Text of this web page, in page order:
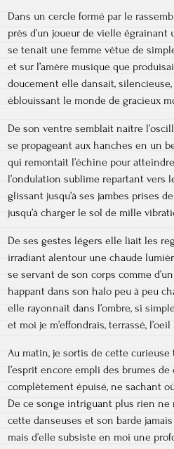
Dans un cercle formé par le
près d’un joueur de vielle égrainant
se tenait une femme vêtue de
et sur l’amère musique que
doucement elle dansait,
éblouissant le monde de gracieux
De son ventre semblait naître
se propageant aux hanches en un
qui remontait l’échine pour
l’ondulation sublime repartant vers
glissant jusqu’à ses jambes prises
jusqu’à charger le sol de mille
De ses gestes légers elle liait les
irradiant alentour une chaude
se servant de son corps comme
happant dans son halo peu à peu
elle rayonnait dans l’ombre, si
et moi je m’effondrais, terrassé, l’oeil
Au matin, je sortis de cette curieuse
l’esprit encore empli des brumes
complètement épuisé, ne sachant où
De ce songe intriguant plus rien ne
cette danseuses et son barde
mais d’elle subsiste en moi une